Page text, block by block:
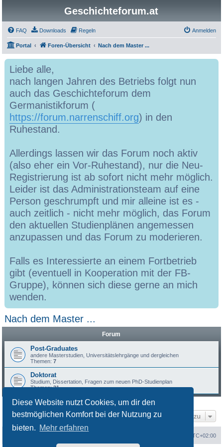
Diese Website nutzt Cookies, um dir den
bestmöglichen Komfort bei der Nutzung zu
bieten. Mehr erfahren
Geschichteforum.at
FAQ Downloads Regeln Anmelden
Portal Foren-Übersicht Nach dem Master ...
Liebe alle,
nach langen Jahren des Betriebs folgt nun
auch das Geschichteforum dem
Germanistikforum (
https://forum.narrenschiff.org) in den
Ruhestand.
Allerdings lassen wir das Forum noch aktiv
(also eher ein Vor-Ruhestand), nur die Neu-
Registrierung ist ab sofort nicht mehr möglich.
Leider ist das Administrationsteam auf eine
Person geschrumpft und mir alleine ist es -
auch zeitlich - nicht mehr möglich, das Forum
den aktuellen Studienplänen angemessen
anzupassen und das Forum zu moderieren.
Falls es Interessierte an einem Fortbetrieb
gibt (eventuell in Kooperation mit der FB-
Gruppe), können sich diese gerne an mich
wenden.
Nach dem Master ...
Forum
Post-Graduates
andere Masterstudien, Universitätslehrgänge und dergleichen
Themen:7
Doktorat
Studium, Dissertation, Fragen zum neuen PhD-Studienplan
Themen:31
Gehe zu
UTC+02:00